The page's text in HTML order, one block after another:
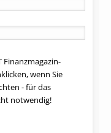
Finanzmagazin-
wenn Sie
- für das
notwendig!